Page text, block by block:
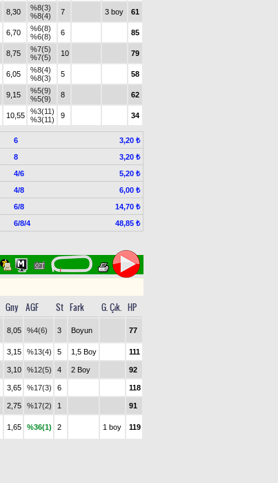
8,30
%8(3)
%8(4)
7 3 boy 61
6,70
%6(8)
%6(8)
6 85
8,75
%7(5)
%7(5)
10 79
6,05
%8(4)
%8(3)
5 58
9,15
%5(9)
%5(9)
8 62
10,55
%3(11)
%3(11)
9 34
6
3,20 ₺
8
3,20 ₺
4/6
5,20 ₺
4/8
6,00 ₺
6/8
14,70 ₺
6/8/4 48,85 ₺
Gny AGF St Fark G. Çık. HP
8,05 %4(6) 3 Boyun 77
3,15 %13(4) 5 1,5 Boy 111
3,10 %12(5) 4 2 Boy 92
3,65 %17(3) 6 118
2,75 %17(2) 1 91
1,65 %36(1) 2 1 boy 119